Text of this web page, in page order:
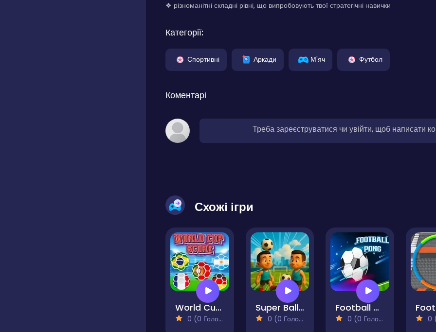
❖ різноманітні складні рівні, що випробовують твої стратегічні навички
Категорії:
Спортивні Аркади М'яч Футбол
Коментарі
Треба зареєструватися чи увійти, щоб написати
Схожі ігри
World Cup Score
0 (0 Голосів)
Super Ball Juggling Remix
0 (0 Голосів)
Football Pong
0 (0 Голосів) 0